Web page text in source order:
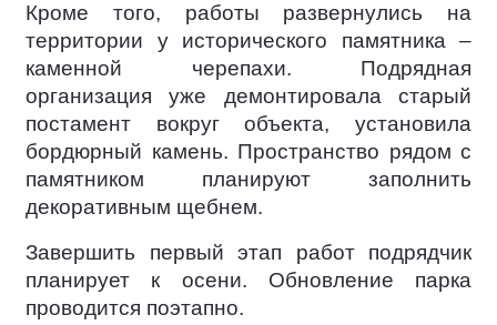
Кроме того, работы развернулись на
территории у исторического памятника –
каменной черепахи. Подрядная
организация уже демонтировала старый
постамент вокруг объекта, установила
бордюрный камень. Пространство рядом с
памятником планируют заполнить
декоративным щебнем.
Завершить первый этап работ подрядчик
планирует к осени. Обновление парка
проводится поэтапно.